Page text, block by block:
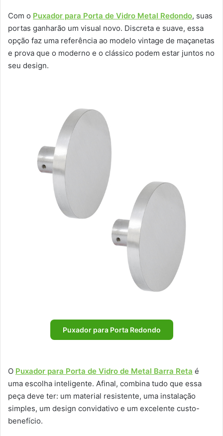
Com o Puxador para Porta de Vidro Metal Redondo, suas
portas ganharão um visual novo. Discreta e suave, essa
opção faz uma referência ao modelo vintage de maçanetas
e prova que o moderno e o clássico podem estar juntos no
seu design.
Puxador para Porta Redondo
O Puxador para Porta de Vidro de Metal Barra Reta é
uma escolha inteligente. Afinal, combina tudo que essa
peça deve ter: um material resistente, uma instalação
simples, um design convidativo e um excelente custo-
benefício.